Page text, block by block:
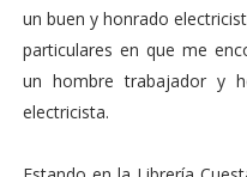
un buen y honrado
particulares en que me
un hombre trabajador y
electricista.